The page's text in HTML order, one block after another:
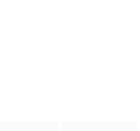
性，鞭挞了追金，虚荣等错误的观念